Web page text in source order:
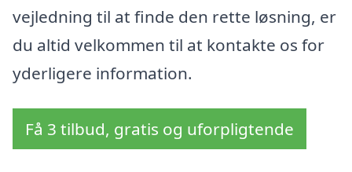
vejledning til at finde den rette løsning, er
du altid velkommen til at kontakte os for
yderligere information.
Få 3 tilbud, gratis og uforpligtende